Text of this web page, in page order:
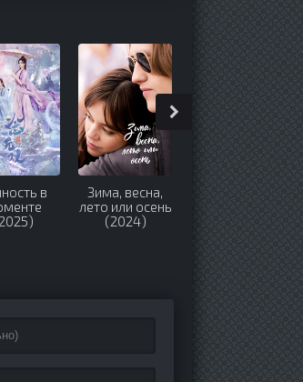
в
Зима, весна,
лето или осень
(2024)
Затерянное
место (2024)